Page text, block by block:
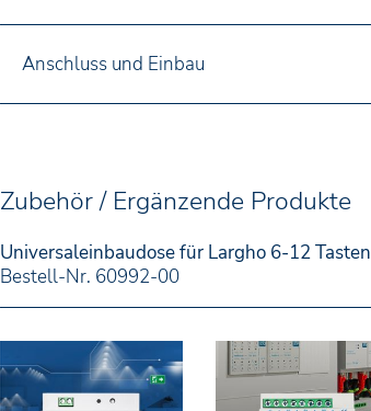
Anschluss und Einbau
Zubehör / Ergänzende Produkte
Universaleinbaudose für Largho 6-12 Tasten
Bestell-Nr. 60992-00